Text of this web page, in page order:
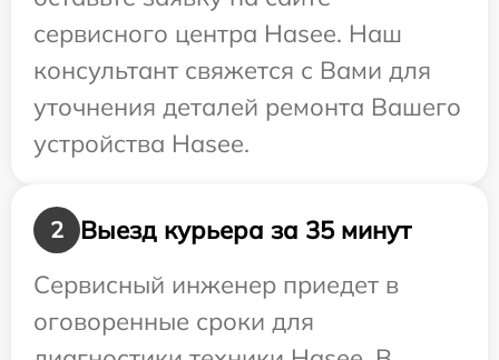
сервисного центра Hasee. Наш
консультант свяжется с Вами для
уточнения деталей ремонта Вашего
устройства Hasee.
2
Выезд курьера за 35 минут
Сервисный инженер приедет в
оговоренные сроки для